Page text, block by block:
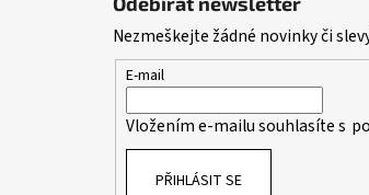
Nezmeškejte žádné novinky či
E-mail
Vložením e-mailu souhlasíte s
PŘIHLÁSIT SE